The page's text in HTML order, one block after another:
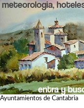
Ayuntamientos de Cantabria